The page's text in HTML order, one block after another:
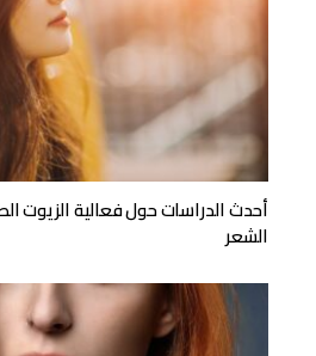
أحدث الدراسات حول فعالية الزيوت
الشعر